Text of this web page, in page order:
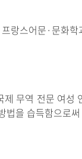
랑스어문·문화
무역 전문 여
법을 습득함으로